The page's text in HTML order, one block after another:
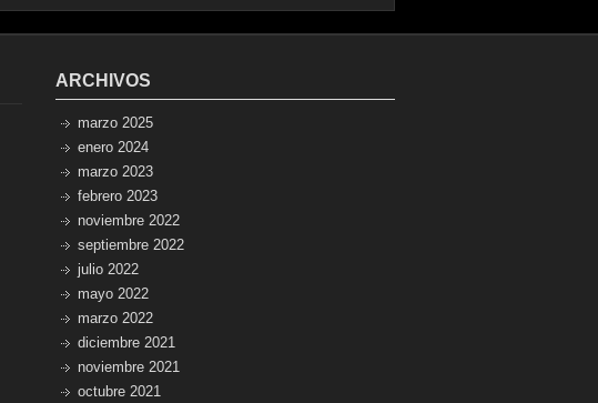
ARCHIVOS
marzo 2025
enero 2024
marzo 2023
febrero 2023
noviembre 2022
septiembre 2022
julio 2022
mayo 2022
marzo 2022
diciembre 2021
noviembre 2021
octubre 2021